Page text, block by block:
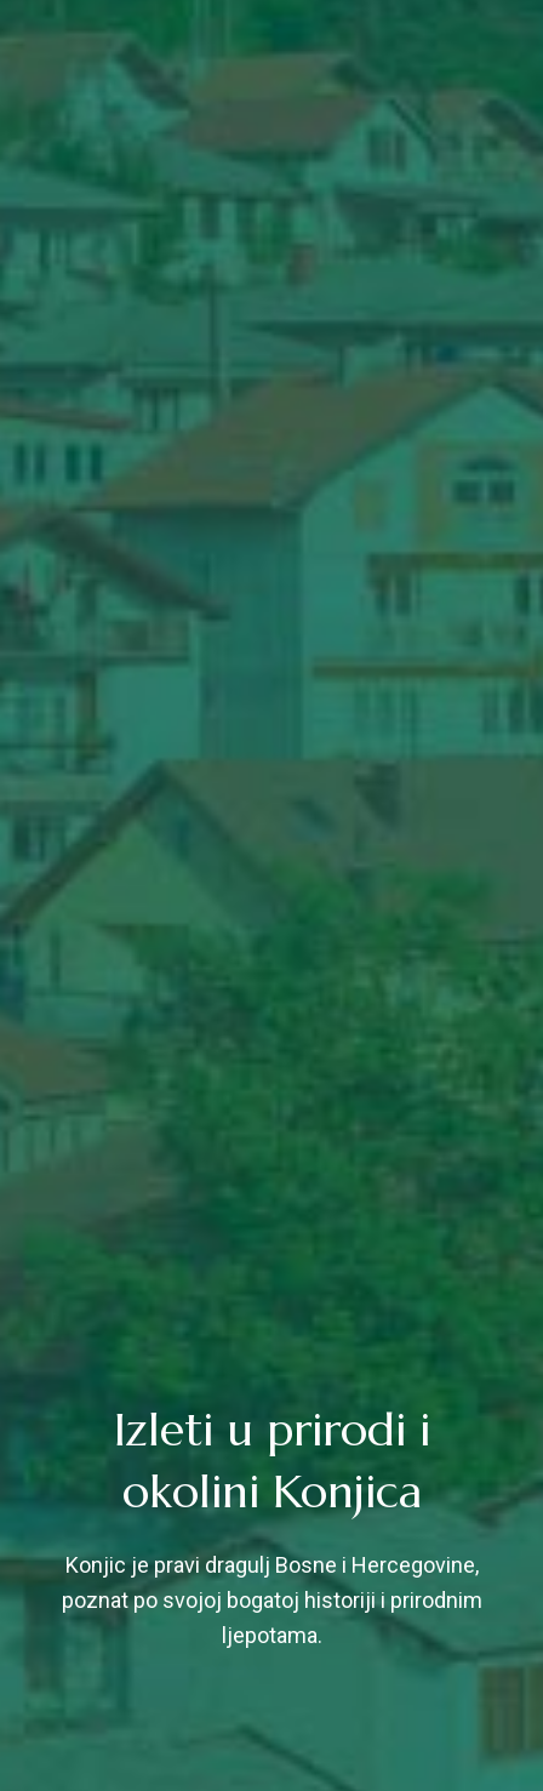
Izleti u prirodi i
okolini Konjica
Konjic je pravi dragulj Bosne i Hercegovine,
poznat po svojoj bogatoj historiji i prirodnim
ljepotama.